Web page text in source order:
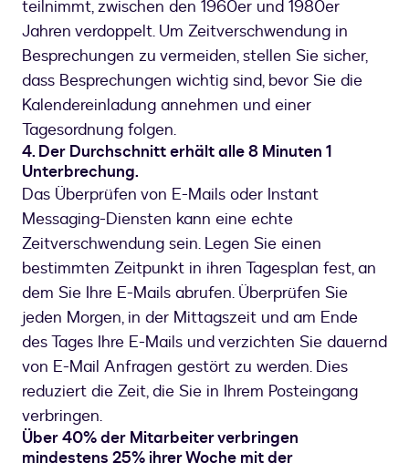
teilnimmt, zwischen den 1960er und 1980er
Jahren verdoppelt. Um Zeitverschwendung in
Besprechungen zu vermeiden, stellen Sie sicher,
dass Besprechungen wichtig sind, bevor Sie die
Kalendereinladung annehmen und einer
Tagesordnung folgen.
4. Der Durchschnitt erhält alle 8 Minuten 1
Unterbrechung.
Das Überprüfen von E-Mails oder Instant
Messaging-Diensten kann eine echte
Zeitverschwendung sein. Legen Sie einen
bestimmten Zeitpunkt in ihren Tagesplan fest, an
dem Sie Ihre E-Mails abrufen. Überprüfen Sie
jeden Morgen, in der Mittagszeit und am Ende
des Tages Ihre E-Mails und verzichten Sie dauernd
von E-Mail Anfragen gestört zu werden. Dies
reduziert die Zeit, die Sie in Ihrem Posteingang
verbringen.
Über 40% der Mitarbeiter verbringen
mindestens 25% ihrer Woche mit der